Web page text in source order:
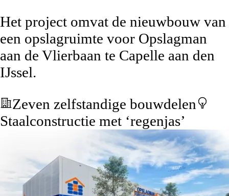
Het project omvat de nieuwbouw van
een opslagruimte voor Opslagman
aan de Vlierbaan te Capelle aan den
IJssel.
Zeven zelfstandige bouwdelen
Staalconstructie met ‘regenjas’